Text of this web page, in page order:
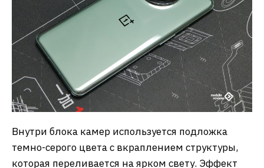
Внутри блока камер используется подложка
темно-серого цвета с вкраплением структуры,
которая переливается на ярком свету. Эффект